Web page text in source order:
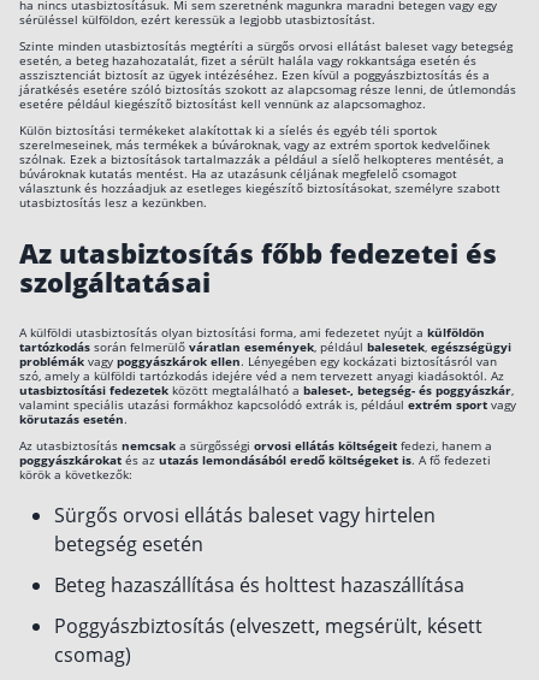
forintot
Egészségbiztosítás kalkulátor
Befektetés
Állampapír
Legjobb befektetés
Befektetési alapok
ETF
Gyermek megtakarítás
Babakötvény kisokos 👶
Hitel
Vállalkozói hitel
Szabad felhasználású hitel
ha nincs utasbiztosításuk. Mi sem szeretnénk magunkra maradni betegen vagy egy
sérüléssel külföldon, ezért keressük a legjobb utasbiztosítást.
Szinte minden utasbiztosítás megtéríti a sürgős orvosi ellátást baleset vagy betegség
esetén, a beteg hazahozatalát, fizet a sérült halála vagy rokkantsága esetén és
asszisztenciát biztosít az ügyek intézéséhez. Ezen kívül a poggyászbiztosítás és a
járatkésés esetére szóló biztosítás szokott az alapcsomag része lenni, de útlemondás
esetére például kiegészítő biztosítást kell vennünk az alapcsomaghoz.
Külön biztosítási termékeket alakítottak ki a síelés és egyéb téli sportok
szerelmeseinek, más termékek a búvároknak, vagy az extrém sportok kedvelőinek
szólnak. Ezek a biztosítások tartalmazzák a például a síelő helkopteres mentését, a
búvároknak kutatás mentést. Ha az utazásunk céljának megfelelő csomagot
választunk és hozzáadjuk az esetleges kiegészítő biztosításokat, személyre szabott
utasbiztosítás lesz a kezünkben.
Az utasbiztosítás főbb fedezetei és
szolgáltatásai
A külföldi utasbiztosítás olyan biztosítási forma, ami fedezetet nyújt a külföldön
tartózkodás során felmerülő váratlan események, például balesetek, egészségügyi
problémák vagy poggyászkárok ellen. Lényegében egy kockázati biztosításról van
szó, amely a külföldi tartózkodás idejére véd a nem tervezett anyagi kiadásoktól. Az
utasbiztosítási fedezetek között megtalálható a baleset-, betegség- és poggyászkár,
valamint speciális utazási formákhoz kapcsolódó extrák is, például extrém sport vagy
körutazás esetén.
Az utasbiztosítás nemcsak a sürgősségi orvosi ellátás költségeit fedezi, hanem a
poggyászkárokat és az utazás lemondásából eredő költségeket is. A fő fedezeti
körök a következők:
Sürgős orvosi ellátás baleset vagy hirtelen
betegség esetén
Beteg hazaszállítása és holttest hazaszállítása
Poggyászbiztosítás (elveszett, megsérült, késett
csomag)